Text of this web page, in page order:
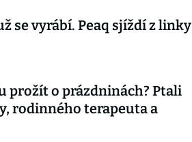
se vyrábí. Peaq sjíždí z linky
prožít o prázdninách? Ptali
rodinného terapeuta a